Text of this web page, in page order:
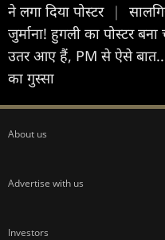
ने लगा दिया पोस्टर |
जुर्माना! हुगली का पोस्टर बना
उतर आए हैं, PM से ऐसे
का गुस्सा
About us
Advertise with us
Investors